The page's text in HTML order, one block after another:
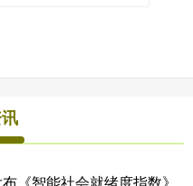
《智能社会就绪度指数》